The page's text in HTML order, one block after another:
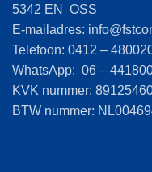
5342 EN OSS
E-mailadres:
Telefoon: 0412 –
WhatsApp: 06 –
KVK nummer:
BTW nummer: